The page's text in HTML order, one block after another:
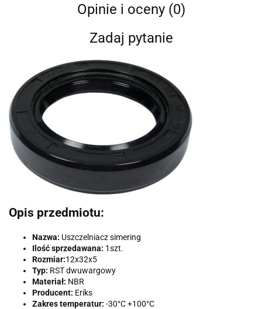
Opinie i oceny (0)
Zadaj pytanie
Opis przedmiotu:
Nazwa: Uszczelniacz simering
Ilość sprzedawana: 1szt.
Rozmiar:12x32x5
Typ: RST dwuwargowy
Materiał: NBR
Producent: Eriks
Zakres temperatur: -30°C +100°C